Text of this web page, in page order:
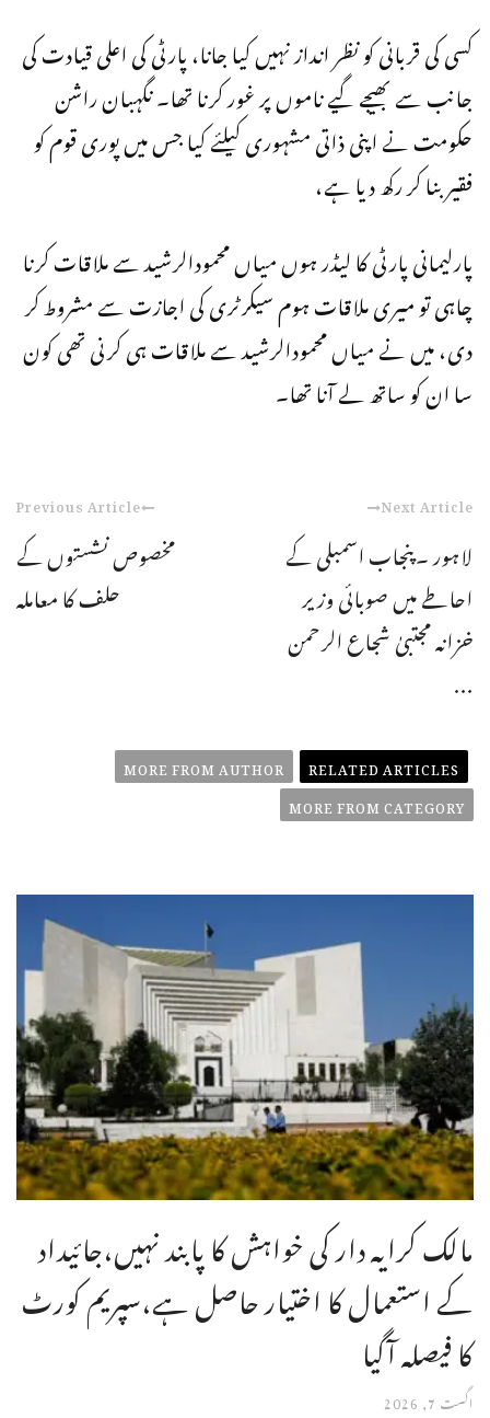
کسی کی قربانی کو نظر انداز نہیں کیا جانا، پارٹی کی اعلی قیادت کی
جانب سے بھیجے گیے ناموں پر غور کرنا تھا۔ نگہبان راشن
حکومت نے اپنی ذاتی مشہوری کیلئے کیا جس میں پوری قوم کو
فقیر بنا کر رکھ دیا ہے،
پارلیمانی پارٹی کا لیڈر ہوں میاں محمودالرشید سے ملاقات کرنا
چاہی تو میری ملاقات ہوم سیکرٹری کی اجازت سے مشروط کر
دی، میں نے میاں محمودالرشید سے ملاقات ہی کرنی تھی کون
سا ان کو ساتھ لے آنا تھا۔
Previous Article
مخصوص نشستوں کے
حلف کا معاملہ
Next Article
لاہور ۔پنجاب اسمبلی کے
احاطے میں صوبائی وزیر
خزانہ مجتبیٰ شجاع الرحمن
...
RELATED ARTICLES
MORE FROM AUTHOR
MORE FROM CATEGORY
مالک کرایہ دار کی خواہش کا پابند نہیں،جائیداد
کے استعمال کا اختیار حاصل ہے،سپریم کورٹ
کا فیصلہ آگیا
اگست 7, 2026